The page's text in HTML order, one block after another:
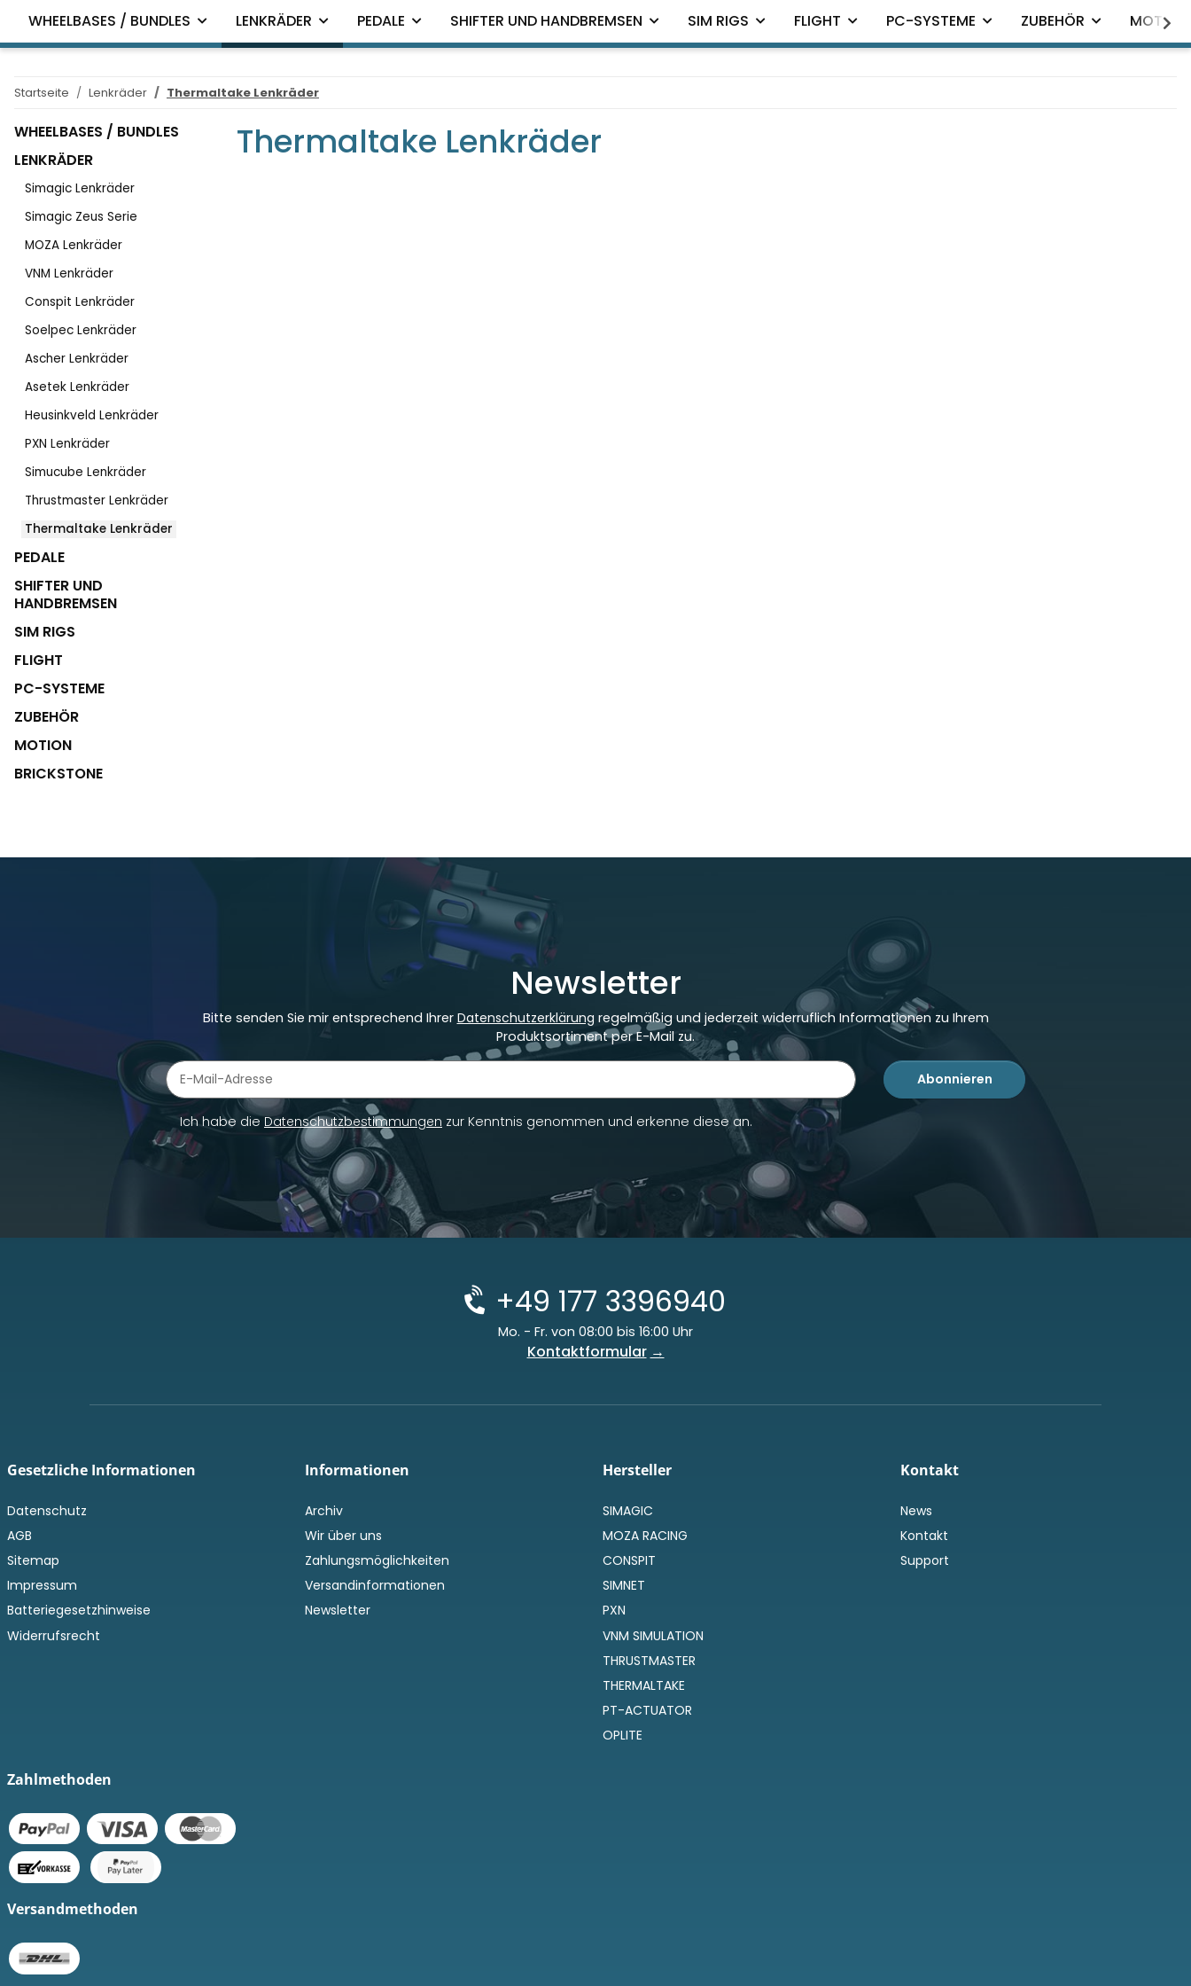
WHEELBASES / BUNDLES LENKRÄDER PEDALE SHIFTER UND HANDBREMSEN SIM RIGS FLIGHT PC-SYSTEME ZUBEHÖR MOTION
Startseite Lenkräder Thermaltake Lenkräder
Thermaltake Lenkräder
WHEELBASES / BUNDLES
LENKRÄDER
Simagic Lenkräder
Simagic Zeus Serie
MOZA Lenkräder
VNM Lenkräder
Conspit Lenkräder
Soelpec Lenkräder
Ascher Lenkräder
Asetek Lenkräder
Heusinkveld Lenkräder
PXN Lenkräder
Simucube Lenkräder
Thrustmaster Lenkräder
Thermaltake Lenkräder
PEDALE
SHIFTER UND
HANDBREMSEN
SIM RIGS
FLIGHT
PC-SYSTEME
ZUBEHÖR
MOTION
BRICKSTONE
Newsletter
Bitte senden Sie mir entsprechend Ihrer Datenschutzerklärung regelmäßig und jederzeit widerruflich Informationen zu Ihrem
Produktsortiment per E-Mail zu.
Abonnieren
Newsletter Abonnieren
Ich habe dieDatenschutzbestimmungen zur Kenntnis genommen und erkenne diese an.
+49 177 3396940
Mo. - Fr. von 08:00 bis 16:00 Uhr
Kontaktformular
Gesetzliche Informationen
Datenschutz
AGB
Sitemap
Impressum
Batteriegesetzhinweise
Widerrufsrecht
Informationen
Archiv
Wir über uns
Zahlungsmöglichkeiten
Versandinformationen
Newsletter
Hersteller
SIMAGIC
MOZA RACING
CONSPIT
SIMNET
PXN
VNM SIMULATION
THRUSTMASTER
THERMALTAKE
PT-ACTUATOR
OPLITE
Kontakt
News
Kontakt
Support
Zahlmethoden
Versandmethoden